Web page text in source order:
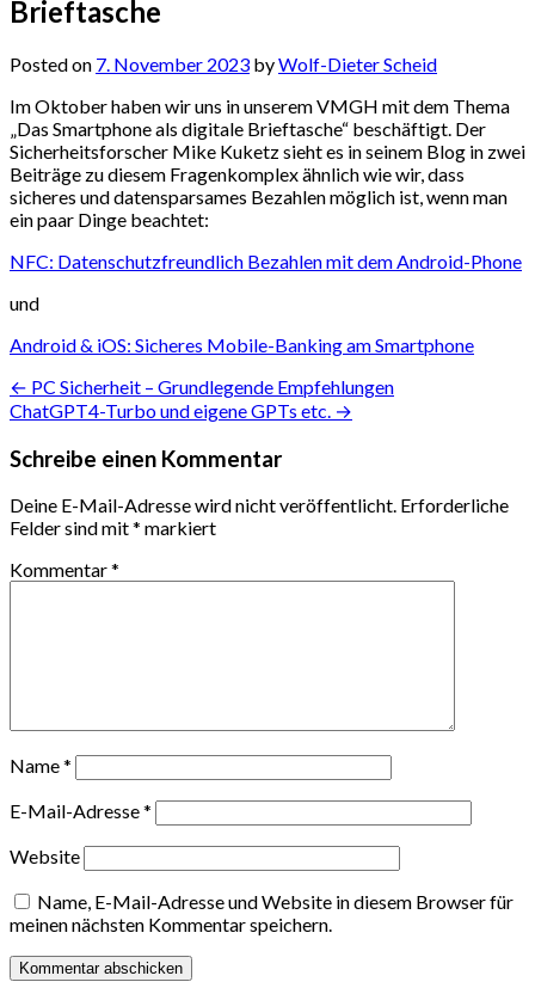
Brieftasche
Posted on 7. November 2023 byWolf-Dieter Scheid
Im Oktober haben wir uns in unserem VMGH mit dem Thema
„Das Smartphone als digitale Brieftasche“ beschäftigt. Der
Sicherheitsforscher Mike Kuketz sieht es in seinem Blog in zwei
Beiträge zu diesem Fragenkomplex ähnlich wie wir, dass
sicheres und datensparsames Bezahlen möglich ist, wenn man
ein paar Dinge beachtet:
NFC: Datenschutzfreundlich Bezahlen mit dem Android-Phone
und
Android & iOS: Sicheres Mobile-Banking am Smartphone
Beitragsnavigation
← PC Sicherheit – Grundlegende Empfehlungen
ChatGPT4-Turbo und eigene GPTs etc. →
Schreibe einen Kommentar
Deine E-Mail-Adresse wird nicht veröffentlicht. Erforderliche
Felder sind mit* markiert
Kommentar*
Name*
E-Mail-Adresse*
Website
Name, E-Mail-Adresse und Website in diesem Browser für
meinen nächsten Kommentar speichern.